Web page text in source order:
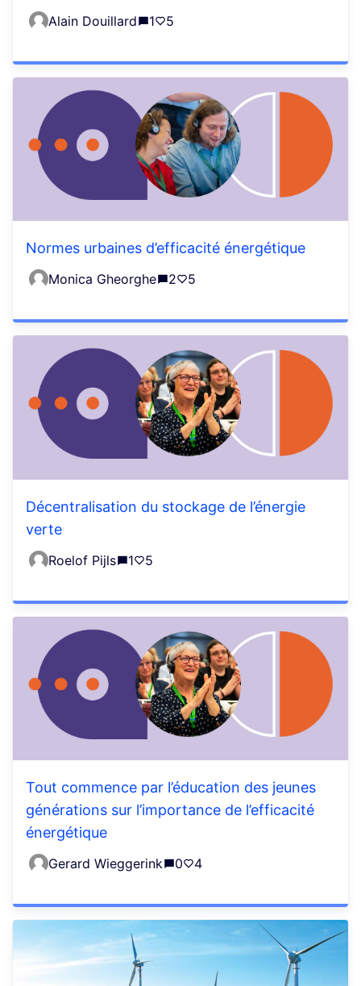
Alain Douillard 1 5
Normes urbaines d’efficacité énergétique
Monica Gheorghe 2 5
Décentralisation du stockage de l’énergie
verte
Roelof Pijls 1 5
Tout commence par l’éducation des jeunes
générations sur l’importance de l’efficacité
énergétique
Gerard Wieggerink 0 4